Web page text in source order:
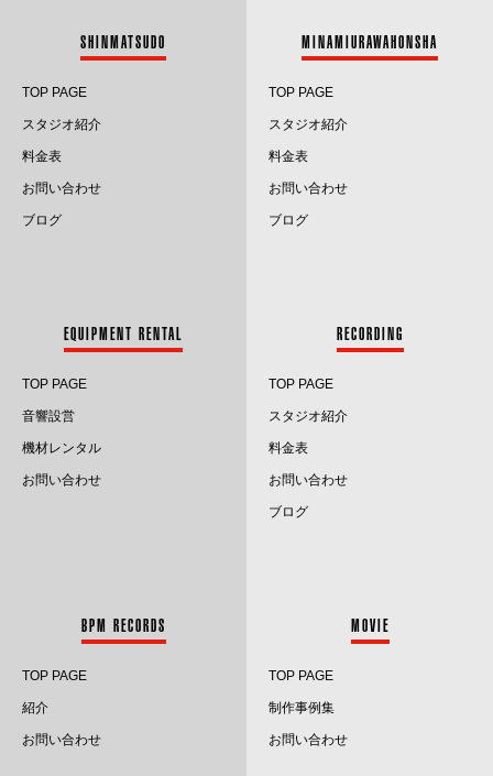
2024.6
2024.2
2023.12
2023.11
2023.7
SHINMATSUDO
TOP PAGE
スタジオ紹介
料金表
お問い合わせ
ブログ
MINAMIURAWAHONSHA
TOP PAGE
スタジオ紹介
料金表
お問い合わせ
ブログ
EQUIPMENT RENTAL
TOP PAGE
音響設営
機材レンタル
お問い合わせ
RECORDING
TOP PAGE
スタジオ紹介
料金表
お問い合わせ
ブログ
BPM RECORDS
TOP PAGE
紹介
お問い合わせ
MOVIE
TOP PAGE
制作事例集
お問い合わせ